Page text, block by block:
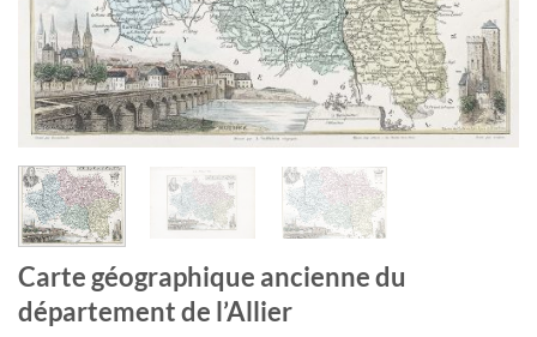
Carte géographique ancienne du
département de l’Allier